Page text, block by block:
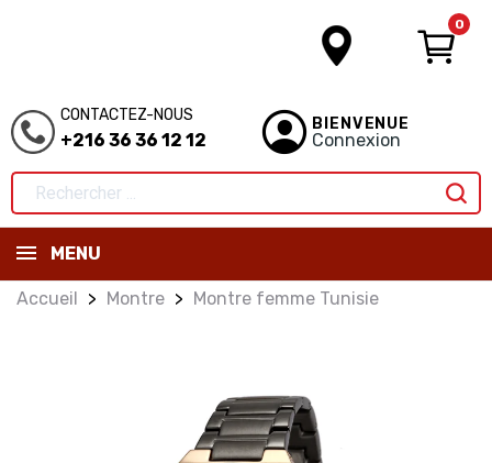
0
CONTACTEZ-NOUS
+216 36 36 12 12
BIENVENUE
Connexion
MENU
Accueil Montre Montre femme Tunisie